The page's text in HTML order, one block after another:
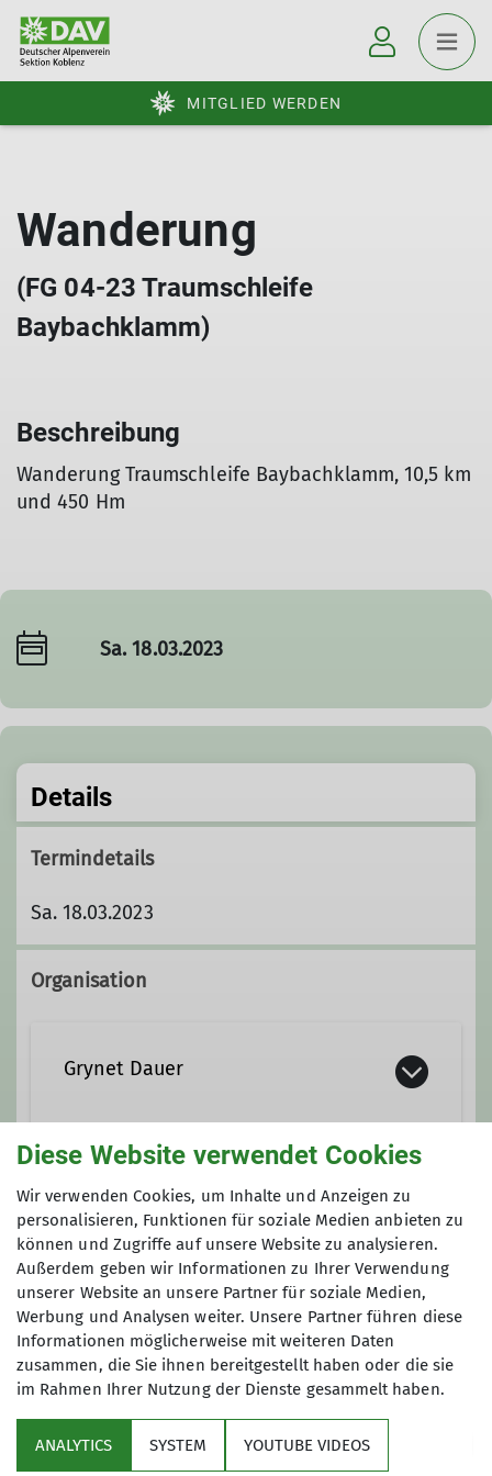
MITGLIED WERDEN
Wanderung
(FG 04-23 Traumschleife
Baybachklamm)
Beschreibung
Wanderung Traumschleife Baybachklamm, 10,5 km
und 450 Hm
Sa. 18.03.2023
Details
Termindetails
Sa. 18.03.2023
Organisation
Grynet Dauer
grynet.dauer@dav-koblenz.de
Qualifikationen
Familiengruppenleiter*in (ausgebildet)
Ämter
Jörg Dauer
Qualifikationen
Familiengruppenleiter*in (ausgebildet)
Ämter
Sektion
Diese Website verwendet Cookies
Wir verwenden Cookies, um Inhalte und Anzeigen zu
personalisieren, Funktionen für soziale Medien anbieten zu
können und Zugriffe auf unsere Website zu analysieren.
Außerdem geben wir Informationen zu Ihrer Verwendung
unserer Website an unsere Partner für soziale Medien,
Werbung und Analysen weiter. Unsere Partner führen diese
Informationen möglicherweise mit weiteren Daten
zusammen, die Sie ihnen bereitgestellt haben oder die sie
im Rahmen Ihrer Nutzung der Dienste gesammelt haben.
ANALYTICS SYSTEM YOUTUBE VIDEOS